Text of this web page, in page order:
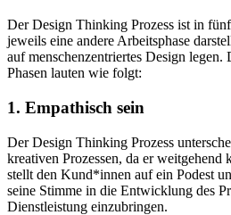
Der Design Thinking Prozess ist in
jeweils eine andere Arbeitsphase
auf menschenzentriertes Design
Phasen lauten wie folgt:
1. Empathisch sein
Der Design Thinking Prozess
kreativen Prozessen, da er weitgehend
stellt den Kund*innen auf ein Podest
seine Stimme in die Entwicklung des
Dienstleistung einzubringen.